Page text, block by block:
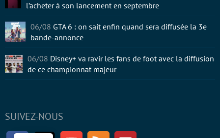
SUIVEZ-NOUS
FacebookTwitter Youtube RSS Newsletter
l’acheter à son lancement en septembre
06/08 GTA 6 : on sait enfin quand sera diffusée la 3e
bande-annonce
06/08 Disney+ va ravir les fans de foot avec la diffusion
de ce championnat majeur